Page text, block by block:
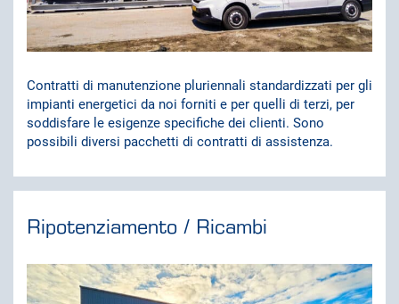
Contratti di manutenzione pluriennali standardizzati per gli
impianti energetici da noi forniti e per quelli di terzi, per
soddisfare le esigenze specifiche dei clienti. Sono
possibili diversi pacchetti di contratti di assistenza.
Ripotenziamento / Ricambi